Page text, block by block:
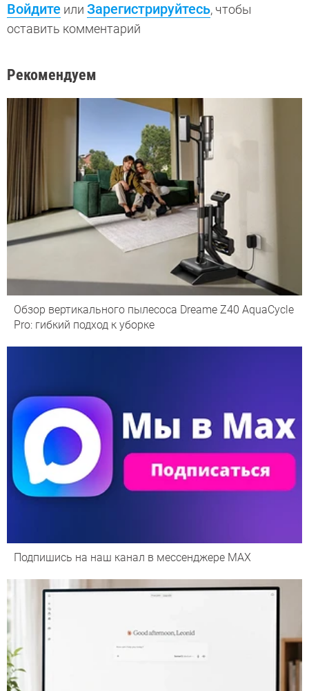
Войдите или Зарегистрируйтесь, чтобы
оставить комментарий
Рекомендуем
Обзор вертикального пылесоса Dreame Z40 AquaCycle
Pro: гибкий подход к уборке
Подпишись на наш канал в мессенджере МАХ